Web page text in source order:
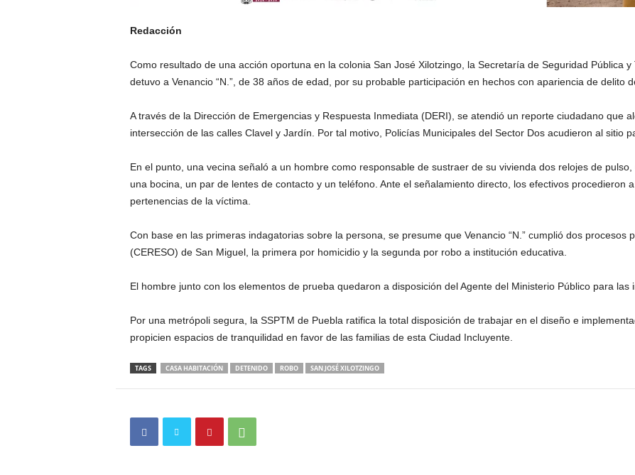
Redacción
Como resultado de una acción oportuna en la colonia San José Xilotzingo, la Secretaría de Seguridad Pública
detuvo a Venancio “N.”, de 38 años de edad, por su probable participación en hechos con apariencia de delito
A través de la Dirección de Emergencias y Respuesta Inmediata (DERI), se atendió un reporte ciudadano que
intersección de las calles Clavel y Jardín. Por tal motivo, Policías Municipales del Sector Dos acudieron al sitio
En el punto, una vecina señaló a un hombre como responsable de sustraer de su vivienda dos relojes de
una bocina, un par de lentes de contacto y un teléfono. Ante el señalamiento directo, los efectivos procedieron
pertenencias de la víctima.
Con base en las primeras indagatorias sobre la persona, se presume que Venancio “N.” cumplió dos procesos
(CERESO) de San Miguel, la primera por homicidio y la segunda por robo a institución educativa.
El hombre junto con los elementos de prueba quedaron a disposición del Agente del Ministerio Público para las
Por una metrópoli segura, la SSPTM de Puebla ratifica la total disposición de trabajar en el diseño e
propicien espacios de tranquilidad en favor de las familias de esta Ciudad Incluyente.
TAGS CASA HABITACIÓN DETENIDO ROBO SAN JOSÉ XILOTZINGO